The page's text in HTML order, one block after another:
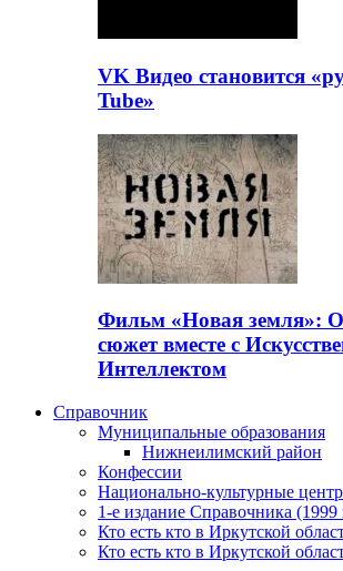
VK Видео становится
Tube»
Фильм «Новая земля»:
сюжет вместе с
Интеллектом
Справочник
Муниципальные образования
Нижнеилимский район
Конфессии
Национально-культурные
1-е издание Справочника (1999
Кто есть кто в Иркутской
Кто есть кто в Иркутской